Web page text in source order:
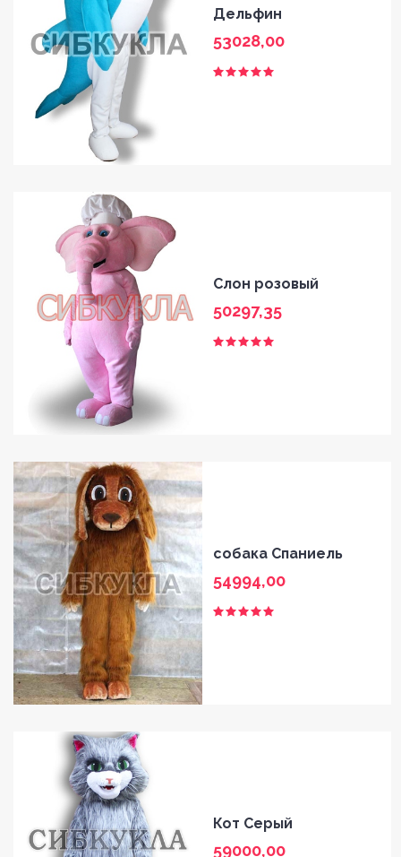
Дельфин
53028,00
Слон розовый
50297,35
собака Спаниель
54994,00
Кот Серый
59000,00